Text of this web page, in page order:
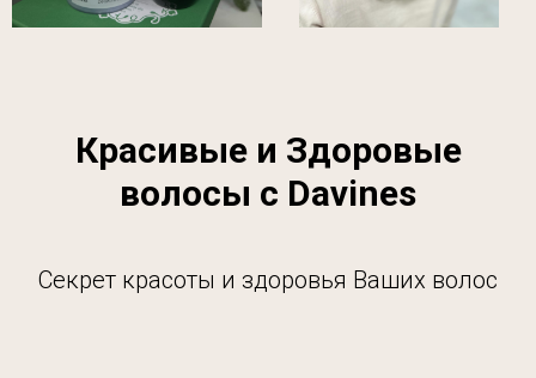
Красивые и Здоровые
волосы с Davines
Секрет красоты и здоровья Ваших волос